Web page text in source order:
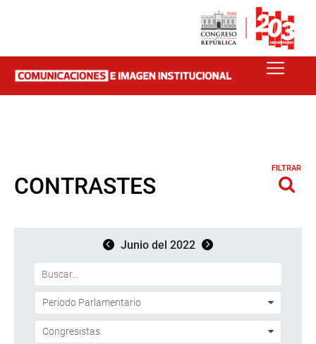
CONTRASTES
FILTRAR
Junio del 2022